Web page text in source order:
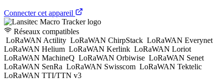
Connecter cet appareil
Réseaux compatibles
LoRaWAN Actility LoRaWAN ChirpStack LoRaWAN Everynet
LoRaWAN Helium LoRaWAN Kerlink LoRaWAN Loriot
LoRaWAN MachineQ LoRaWAN Orbiwise LoRaWAN Senet
LoRaWAN SenRa LoRaWAN Swisscom LoRaWAN Tektelic
LoRaWAN TTI/TTN v3